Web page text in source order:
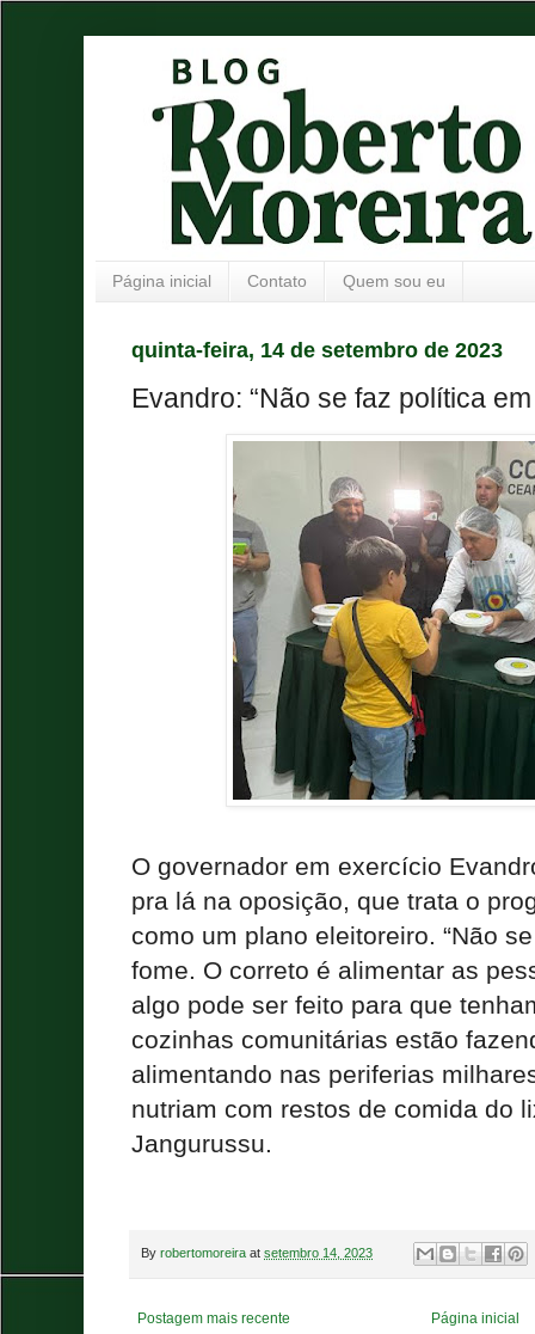
Página inicial Contato Quem sou eu
quinta-feira, 14 de setembro de 2023
Evandro: “Não se faz política
O governador em exercício
pra lá na oposição, que trata o
como um plano eleitoreiro. “Não
fome. O correto é alimentar as
algo pode ser feito para que
cozinhas comunitárias estão
alimentando nas periferias
nutriam com restos de comida do
Jangurussu.
By robertomoreira at setembro 14, 2023
Postagem mais recente Página inicial